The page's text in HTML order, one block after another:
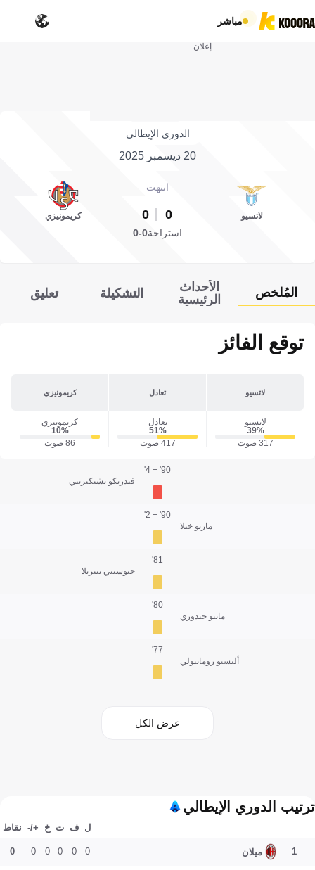
مباشر
إعلان
الدوري الإيطالي
20 ديسمبر 2025
لاتسيو
انتهت
0
0 كريمونيزي
استراحة0-0
المُلخص
الأحداث
الرئيسية
التشكيلة تعليق
توقع الفائز
لاتسيو تعادل كريمونيزي
لاتسيو
39‎%‎
317 صوت
تعادل
51‎%‎
417 صوت
كريمونيزي
10‎%‎
86 صوت
فيدريكو تشيكيريني
90' + 4'
ماريو خيلا
90' + 2'
جيوسيبي بيتزيلا
81'
ماتيو جندوزي
80'
أليسيو رومانيولي
77'
عرض الكل
ترتيب الدوري الإيطالي
ل ف ت خ +/- نقاط
1 ميلان 0
0
0
0
0
0